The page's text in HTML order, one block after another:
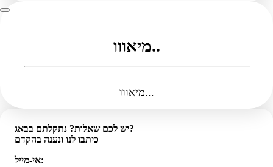
מיאווו..
מיאווו...
יש לכם שאלות? נתקלתם בבאג?
כיתבו לנו ונענה בהקדם
אי-מייל: